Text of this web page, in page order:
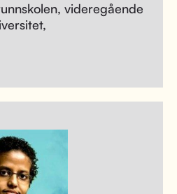
videregående